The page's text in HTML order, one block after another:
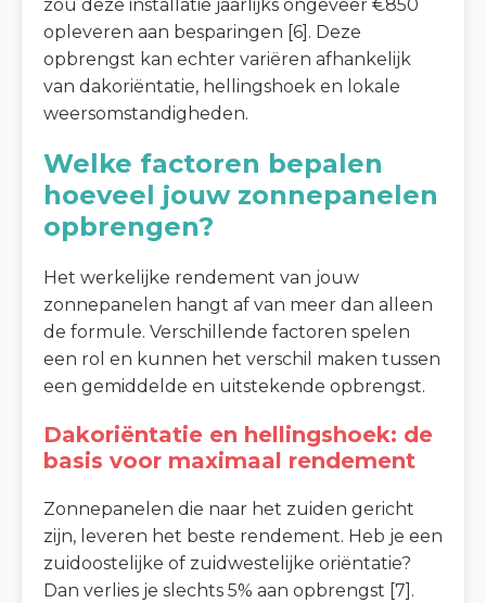
zou deze installatie jaarlijks ongeveer €850
opleveren aan besparingen [6]. Deze
opbrengst kan echter variëren afhankelijk
van dakoriëntatie, hellingshoek en lokale
weersomstandigheden.
Welke factoren bepalen
hoeveel jouw zonnepanelen
opbrengen?
Het werkelijke rendement van jouw
zonnepanelen hangt af van meer dan alleen
de formule. Verschillende factoren spelen
een rol en kunnen het verschil maken tussen
een gemiddelde en uitstekende opbrengst.
Dakoriëntatie en hellingshoek: de
basis voor maximaal rendement
Zonnepanelen die naar het zuiden gericht
zijn, leveren het beste rendement. Heb je een
zuidoostelijke of zuidwestelijke oriëntatie?
Dan verlies je slechts 5% aan opbrengst [7].